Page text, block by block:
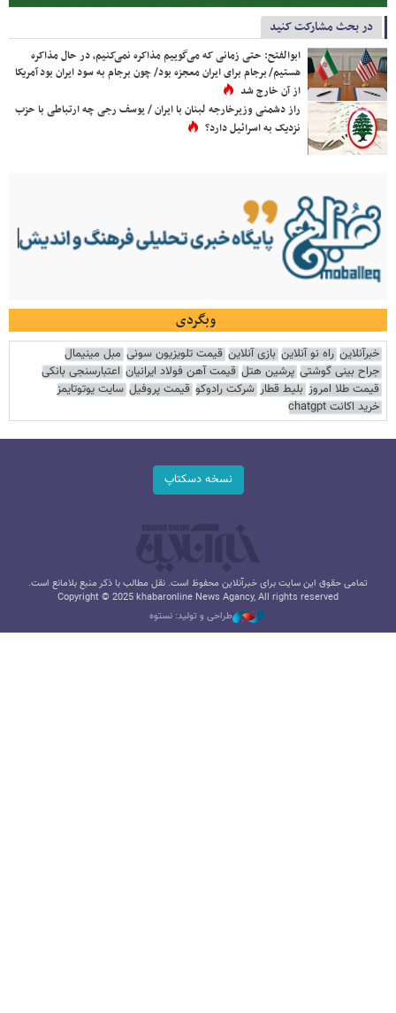
در بحث مشارکت کنید
ابوالفتح: حتی زمانی که می‌گوییم مذاکره نمی‌کنیم، در حال مذاکره
هستیم/ برجام برای ایران معجزه بود/ چون برجام به سود ایران بود آمریکا
از آن خارج شد
راز دشمنی وزیرخارجه لبنان با ایران / یوسف رجی چه ارتباطی با حزب
نزدیک به اسرائیل دارد؟
وبگردی
خبرآنلاین راه نو آنلاین بازی آنلاین قیمت تلویزیون سونی مبل مینیمال
جراح بینی گوشتی پرشین هتل قیمت آهن فولاد ایرانیان اعتبارسنجی بانکی
قیمت طلا امروز بلیط قطار شرکت رادوکو قیمت پروفیل سایت یوتوتایمز
خرید اکانت chatgpt
نسخه دسکتاپ
تمامی حقوق این سایت برای خبرآنلاین محفوظ است. نقل مطالب با ذکر منبع بلامانع است.
Copyright © 2025 khabaronline News Agancy, All rights reserved
طراحی و تولید: نستوه